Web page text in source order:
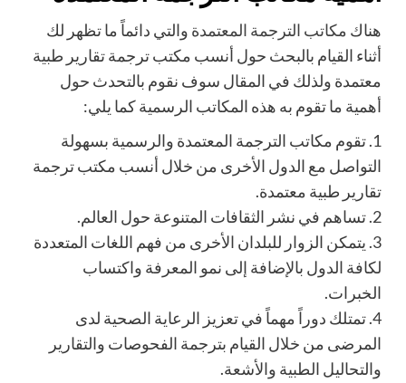
هناك مكاتب الترجمة المعتمدة والتي دائماً ما تظهر لك
أثناء القيام بالبحث حول أنسب مكتب ترجمة تقارير طبية
معتمدة ولذلك في المقال سوف نقوم بالتحدث حول
أهمية ما تقوم به هذه المكاتب الرسمية كما يلي:
1. تقوم مكاتب الترجمة المعتمدة والرسمية بسهولة
التواصل مع الدول الأخرى من خلال أنسب مكتب ترجمة
تقارير طبية معتمدة.
2. تساهم في نشر الثقافات المتنوعة حول العالم.
3. يتمكن الزوار للبلدان الأخرى من فهم اللغات المتعددة
لكافة الدول بالإضافة إلى نمو المعرفة واكتساب
الخبرات.
4. تمتلك دوراً مهماً في تعزيز الرعاية الصحية لدى
المرضى من خلال القيام بترجمة الفحوصات والتقارير
والتحاليل الطبية والأشعة.